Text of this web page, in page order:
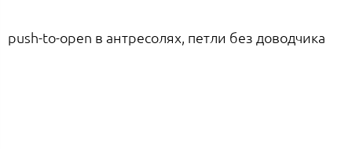
push-to-open в антресолях, петли без доводчика